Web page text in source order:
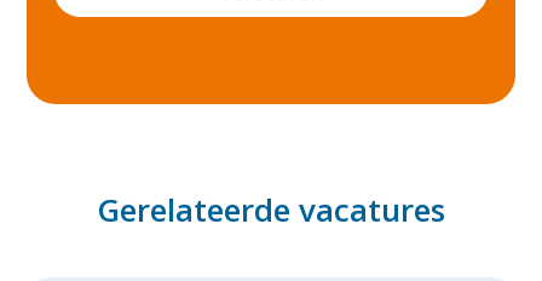
Gerelateerde vacatures
Rosmalen
Utrecht